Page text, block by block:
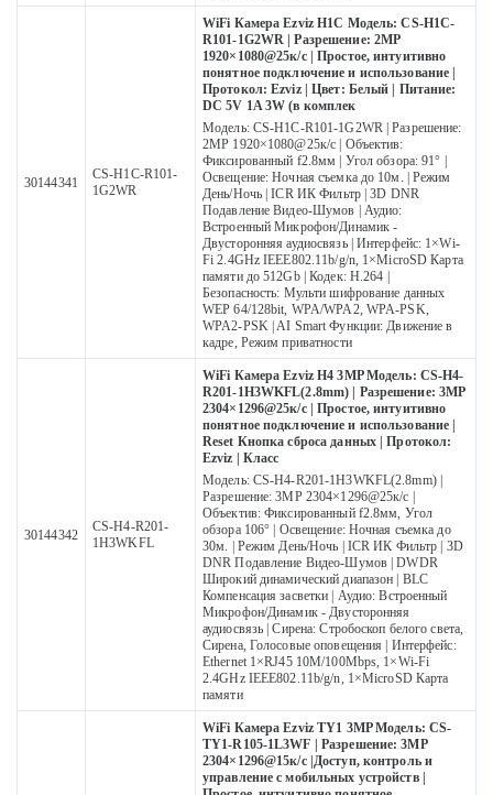
30144341
CS-H1C-R101-
1G2WR
WiFi Камера Ezviz H1C Модель: CS-H1C-
R101-1G2WR | Разрешение: 2MP
1920×1080@25к/с | Простое, интуитивно
понятное подключение и использование |
Протокол: Ezviz | Цвет: Белый | Питание:
DC 5V 1A 3W (в комплек
Модель: CS-H1C-R101-1G2WR | Разрешение:
2MP 1920×1080@25к/с | Объектив:
Фиксированный f2.8мм | Угол обзора: 91° |
Освещение: Ночная съемка до 10м. | Режим
День/Ночь | ICR ИК Фильтр | 3D DNR
Подавление Видео-Шумов | Аудио:
Встроенный Микрофон/Динамик -
Двусторонняя аудиосвязь | Интерфейс: 1×Wi-
Fi 2.4GHz IEEE802.11b/g/n, 1×MicroSD Карта
памяти до 512Gb | Кодек: H.264 |
Безопасность: Мульти шифрование данных
WEP 64/128bit, WPA/WPA2, WPA-PSK,
WPA2-PSK | AI Smart Функции: Движение в
кадре, Режим приватности
30144342
CS-H4-R201-
1H3WKFL
WiFi Камера Ezviz H4 3MP Модель: CS-H4-
R201-1H3WKFL(2.8mm) | Разрешение: 3MP
2304×1296@25к/с | Простое, интуитивно
понятное подключение и использование |
Reset Кнопка сброса данных | Протокол:
Ezviz | Класс
Модель: CS-H4-R201-1H3WKFL(2.8mm) |
Разрешение: 3MP 2304×1296@25к/с |
Объектив: Фиксированный f2.8мм, Угол
обзора 106° | Освещение: Ночная съемка до
30м. | Режим День/Ночь | ICR ИК Фильтр | 3D
DNR Подавление Видео-Шумов | DWDR
Широкий динамический диапазон | BLC
Компенсация засветки | Аудио: Встроенный
Микрофон/Динамик - Двусторонняя
аудиосвязь | Сирена: Стробоскоп белого света,
Сирена, Голосовые оповещения | Интерфейс:
Ethernet 1×RJ45 10M/100Mbps, 1×Wi-Fi
2.4GHz IEEE802.11b/g/n, 1×MicroSD Карта
памяти
WiFi Камера Ezviz TY1 3MP Модель: CS-
TY1-R105-1L3WF | Разрешение: 3MP
2304×1296@15к/с |Доступ, контроль и
управление с мобильных устройств |